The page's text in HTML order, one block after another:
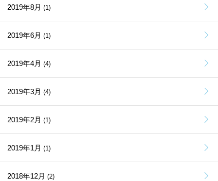
2019年8月 (1)
2019年6月 (1)
2019年4月 (4)
2019年3月 (4)
2019年2月 (1)
2019年1月 (1)
2018年12月 (2)